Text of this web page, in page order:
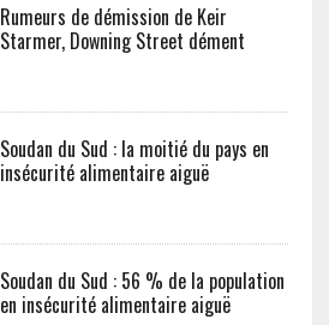
Rumeurs de démission de Keir
Starmer, Downing Street dément
Soudan du Sud : la moitié du pays en
insécurité alimentaire aiguë
Soudan du Sud : 56 % de la population
en insécurité alimentaire aiguë